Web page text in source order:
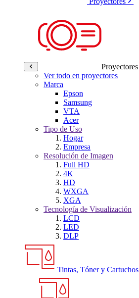
Proyectores
Ver todo en proyectores
Marca
Epson
Samsung
VTA
Acer
Tipo de Uso
Hogar
Empresa
Resolución de Imagen
Full HD
4K
HD
WXGA
XGA
Tecnología de Visualización
LCD
LED
DLP
Tintas, Tóner y Cartuchos